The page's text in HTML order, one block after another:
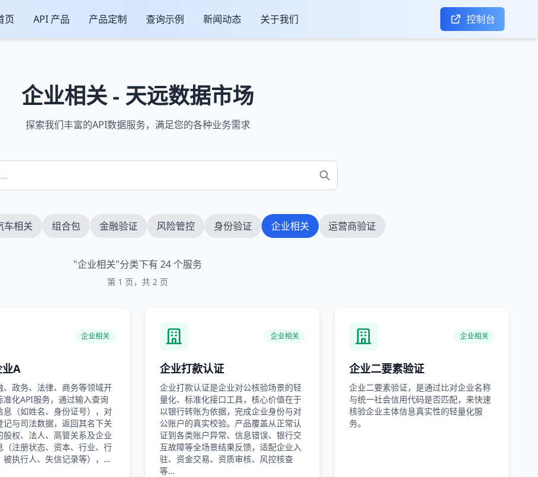
页 API 产品 产品定制 查询示例 新闻动态 关于我们 控制台
企业相关 - 天远数据市场
探索我们丰富的API数据服务，满足您的各种业务需求
车相关 组合包 金融验证 风险管控 身份验证 企业相关 运营商验证
"企业相关"分类下有 24 个服务
第 1 页，共 2 页
企业相关
A
、政务、法律、商务等领域开
准化API服务，通过输入查询
息（如姓名、身份证号），对
记与司法数据，返回其名下关
股权、法人、高管关系及企业
（注册状态、资本、行业、行
被执行人、失信记录等），…
企业相关
企业打款认证
企业打款认证是企业对公核验场景的轻
量化、标准化接口工具，核心价值在于
以银行转账为依据，完成企业身份与对
公账户的真实校验。产品覆盖从正常认
证到各类账户异常、信息错误、银行交
互故障等全场景结果反馈，适配企业入
驻、资金交易、资质审核、风控核查
等…
企业相关
企业二要素验证
企业二要素验证，是通过比对企业名称
与统一社会信用代码是否匹配，来快速
核验企业主体信息真实性的轻量化服
务。